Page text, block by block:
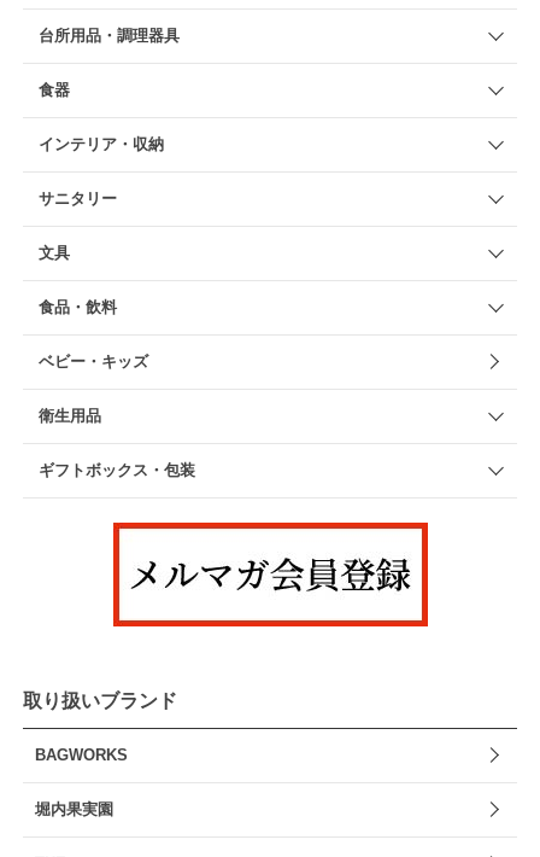
台所用品・調理器具
食器
インテリア・収納
サニタリー
文具
食品・飲料
ベビー・キッズ
衛生用品
ギフトボックス・包装
取り扱いブランド
BAGWORKS
堀内果実園